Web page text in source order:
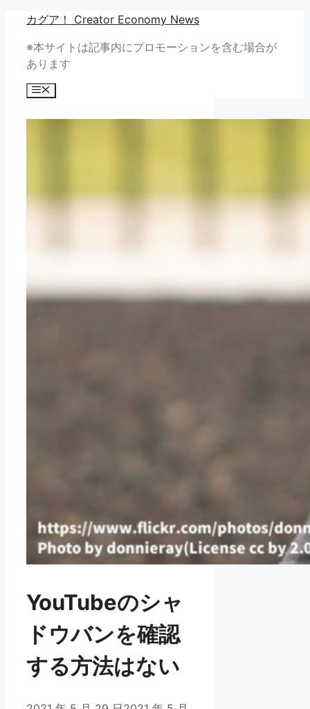
カグア！ Creator Economy News
※本サイトは記事内にプロモーションを含む場合が
あります
メ
YouTubeのシャ
ドウバンを確認
する方法はない